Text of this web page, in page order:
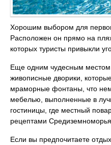
Хорошим выбором для
Расположен он прямо на
которых туристы привыкли
Еще одним чудесным местом
живописные дворики,
мраморные фонтаны, что
мебелью, выполненные в
гостиницы, где местный
рецептами
Если вы предпочитаете